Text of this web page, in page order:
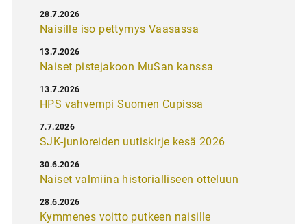
Naisille iso pettymys Vaasassa
28.7.2026
Naiset pistejakoon MuSan kanssa
13.7.2026
HPS vahvempi Suomen Cupissa
13.7.2026
SJK-junioreiden uutiskirje kesä 2026
7.7.2026
Naiset valmiina historialliseen otteluun
30.6.2026
Kymmenes voitto putkeen naisille
28.6.2026